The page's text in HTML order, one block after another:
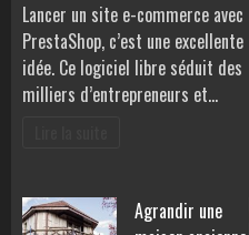
Lancer un site e-commerce avec
PrestaShop, c’est une excellente
idée. Ce logiciel libre séduit des
milliers d’entrepreneurs et…
Agrandir une